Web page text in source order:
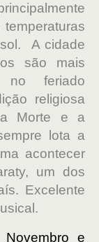
A cidade
são mais
no feriado
religiosa
Morte e a
lota a
acontecer
um dos
Excelente
Novembro e